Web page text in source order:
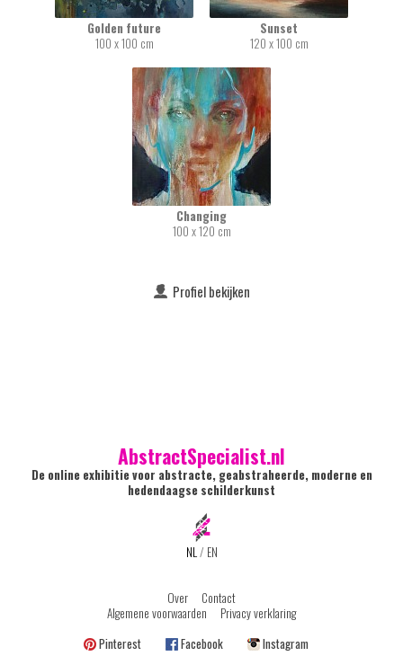
Golden future
100 x 100 cm
Sunset
120 x 100 cm
Changing
100 x 120 cm
Profiel bekijken
AbstractSpecialist.nl
De online exhibitie voor abstracte, geabstraheerde, moderne en
hedendaagse schilderkunst
NL/ EN
Over
Contact
Algemene voorwaarden
Privacy verklaring
Pinterest
Facebook Instagram